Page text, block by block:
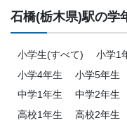
石橋(栃木県)駅の学
小学生(すべて) 小学1
小学4年生
小学5年生
中学1年生
中学2年生
高校1年生
高校2年生